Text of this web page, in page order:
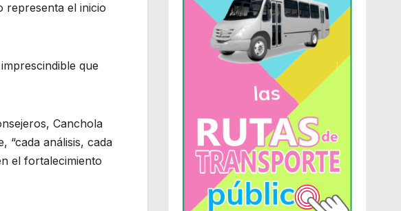
representa el inicio
que
Canchola
“cada análisis, cada
el fortalecimiento